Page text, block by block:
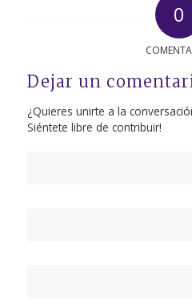
0
Dejar un
¿Quieres unirte a la
Siéntete libre de contribuir!